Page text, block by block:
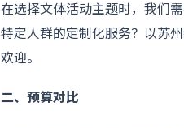
在选择文体活动主题时，我们
特定人群的定制化服务？以苏
欢迎。
二、预算对比